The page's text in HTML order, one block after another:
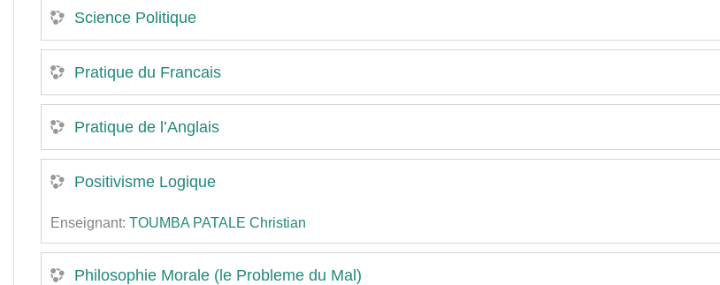
Science Politique
Pratique du Francais
Pratique de l’Anglais
Positivisme Logique
Enseignant: TOUMBA PATALE Christian
Philosophie Morale (le Probleme du Mal)